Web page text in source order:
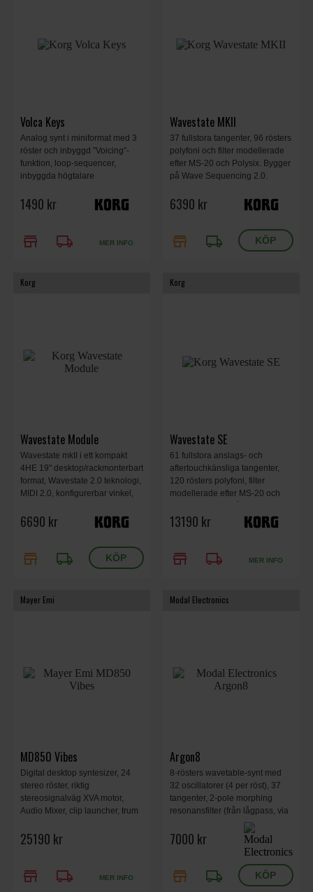
Volca Keys
Analog synt i miniformat med 3
röster och inbyggd ”Voicing”-
funktion, loop-sequencer,
inbyggda högtalare
1490 kr
store local_shipping MER INFO
Wavestate MKII
37 fullstora tangenter, 96 rösters
polyfoni och filter modellerade
efter MS-20 och Polysix. Bygger
på Wave Sequencing 2.0.
6390 kr
store local_shipping
Korg
Wavestate Module
Wavestate mkII i ett kompakt
4HE 19" desktop/rackmonterbart
format, Wavestate 2.0 teknologi,
MIDI 2.0, konfigurerbar vinkel,
Studio-grade effekter, 120-
rösters polypolyfoni, 483 x 172 x
6690 kr
store local_shipping
Korg
Wavestate SE
61 fullstora anslags- och
aftertouchkänsliga tangenter,
120 rösters polyfoni, filter
modellerade efter MS-20 och
Sequencing 2.0. Inklusive
13190 kr
store local_shipping MER INFO
Mayer Emi
MD850 Vibes
Digital desktop syntesizer, 24
stereo röster, riktig
stereosignalväg XVA motor,
Audio Mixer, clip launcher, trum
delars synt, 14 truminstruments,
25190 kr
store local_shipping MER INFO
Modal Electronics
Argon8
8-rösters wavetable-synt med
32 oscillatorer (4 per röst), 37
tangenter, 2-pole morphing
resonansfilter (från lågpass, via
bandpass till högpass).
7000 kr
store local_shipping